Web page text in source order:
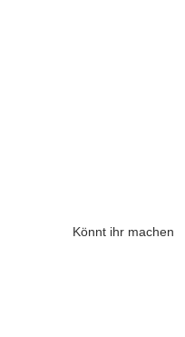
Könnt ihr machen